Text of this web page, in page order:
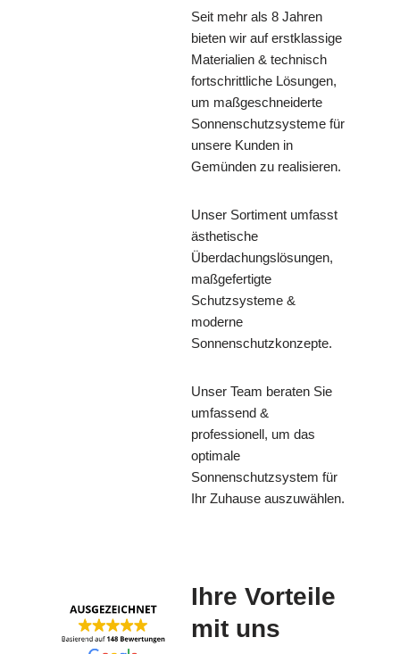
Seit mehr als 8 Jahren
bieten wir auf erstklassige
Materialien & technisch
fortschrittliche Lösungen,
um maßgeschneiderte
Sonnenschutzsysteme für
unsere Kunden in
Gemünden zu realisieren.
Unser Sortiment umfasst
ästhetische
Überdachungslösungen,
maßgefertigte
Schutzsysteme &
moderne
Sonnenschutzkonzepte.
Unser Team beraten Sie
umfassend &
professionell, um das
optimale
Sonnenschutzsystem für
Ihr Zuhause auszuwählen.
Ihre Vorteile
mit uns